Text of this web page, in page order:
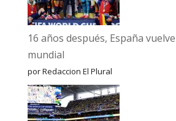
16 años después, España
mundial
por Redaccion El Plural